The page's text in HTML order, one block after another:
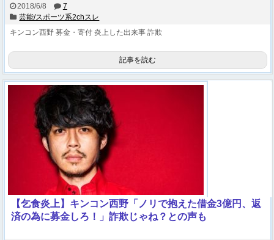
2018/6/8
7
芸能/スポーツ系2chスレ
キンコン西野 募金・寄付 炎上した出来事 詐欺
記事を読む
【乞食炎上】キンコン西野「ノリで抱えた借金3億円、返
済の為に募金しろ！」詐欺じゃね？との声も